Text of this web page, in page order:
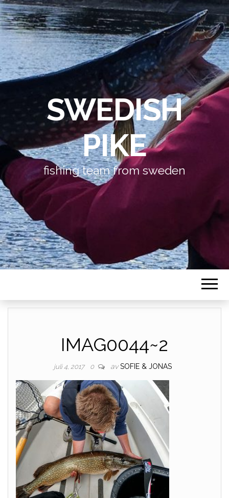
SWEDISH
PIKE
fishing team from sweden
IMAG0044~2
juli 4, 2017 0 av SOFIE & JONAS